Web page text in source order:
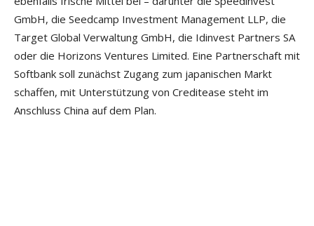
GmbH, die Seedcamp Investment Management LLP, die
Target Global Verwaltung GmbH, die Idinvest Partners SA
oder die Horizons Ventures Limited. Eine Partnerschaft mit
Softbank soll zunächst Zugang zum japanischen Markt
schaffen, mit Unterstützung von Creditease steht im
Anschluss China auf dem Plan.